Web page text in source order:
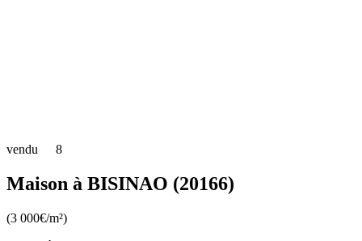
vendu 8
Maison à BISINAO (20166)
(3 000€/m²)